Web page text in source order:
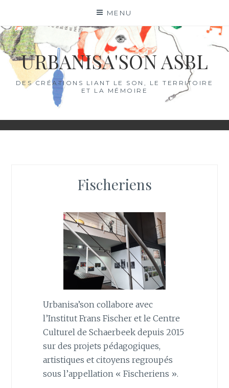
content
MENU
URBANISA'SON ASBL
DES CRÉATIONS LIANT LE SON, LE TERRITOIRE
ET LA MÉMOIRE
Fischeriens
Urbanisa’son collabore avec
l’Institut Frans Fischer et le Centre
Culturel de Schaerbeek depuis 2015
sur des projets pédagogiques,
artistiques et citoyens regroupés
sous l’appellation « Fischeriens ».